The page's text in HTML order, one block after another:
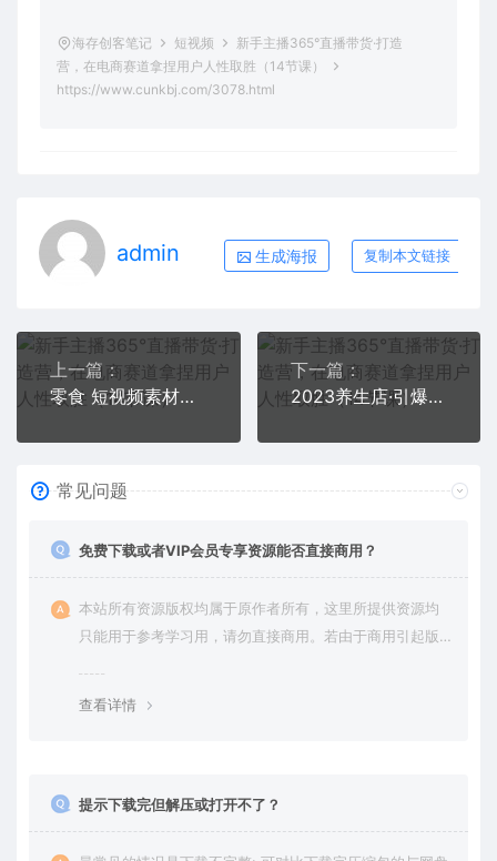
海存创客笔记 短视频
新手主播365°直播带货·打造
营，在电商赛道拿捏用户人性取胜（14节课）
https://www.cunkbj.com/3078.html
admin 生成海报 复制本文链接
上一篇：
零食 短视频素材拍摄教学，拍摄软件使用 商品素材拍摄讲解 新手0粉起号
下一篇：
2023养生店·引爆同城，300家养生店同城号实操经验总结
常见问题
免费下载或者VIP会员专享资源能否直接商用？
本站所有资源版权均属于原作者所有，这里所提供资源均
只能用于参考学习用，请勿直接商用。若由于商用引起版
查看详情
提示下载完但解压或打开不了？